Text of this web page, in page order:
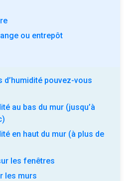
ou entrepôt
d’humidité pouvez-vous
au bas du mur (jusqu’à
en haut du mur (à plus de
les fenêtres
les murs